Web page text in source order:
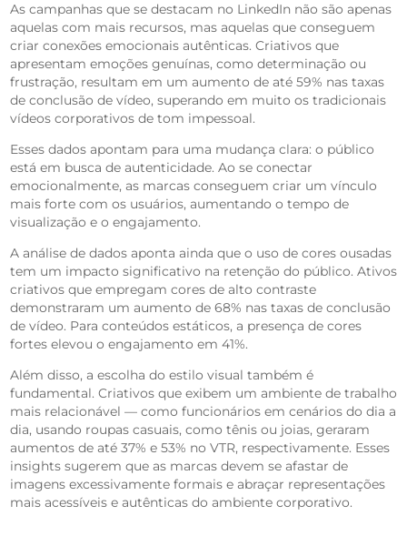
As campanhas que se destacam no LinkedIn não são apenas
aquelas com mais recursos, mas aquelas que conseguem
criar conexões emocionais autênticas. Criativos que
apresentam emoções genuínas, como determinação ou
frustração, resultam em um aumento de até 59% nas taxas
de conclusão de vídeo, superando em muito os tradicionais
vídeos corporativos de tom impessoal.
Esses dados apontam para uma mudança clara: o público
está em busca de autenticidade. Ao se conectar
emocionalmente, as marcas conseguem criar um vínculo
mais forte com os usuários, aumentando o tempo de
visualização e o engajamento.
A análise de dados aponta ainda que o uso de cores ousadas
tem um impacto significativo na retenção do público. Ativos
criativos que empregam cores de alto contraste
demonstraram um aumento de 68% nas taxas de conclusão
de vídeo. Para conteúdos estáticos, a presença de cores
fortes elevou o engajamento em 41%.
Além disso, a escolha do estilo visual também é
fundamental. Criativos que exibem um ambiente de trabalho
mais relacionável — como funcionários em cenários do dia a
dia, usando roupas casuais, como tênis ou joias, geraram
aumentos de até 37% e 53% no VTR, respectivamente. Esses
insights sugerem que as marcas devem se afastar de
imagens excessivamente formais e abraçar representações
mais acessíveis e autênticas do ambiente corporativo.